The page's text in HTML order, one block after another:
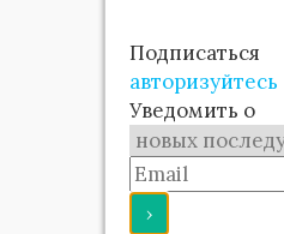
Подписаться
авторизуйтесь
Уведомить о